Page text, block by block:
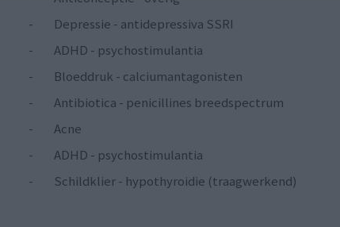
-
Depressie - antidepressiva SSRI
-
ADHD - psychostimulantia
-
Bloeddruk - calciumantagonisten
-
Antibiotica - penicillines breedspectrum
-
Acne
-
ADHD - psychostimulantia
- Schildklier - hypothyroidie (traagwerkend)